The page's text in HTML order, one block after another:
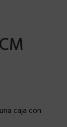
caja con